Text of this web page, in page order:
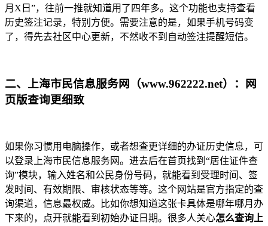
月X日”，往前一推就知道用了四年多。这个功能也支持查看
历史签注记录，特别方便。需要注意的是，如果手机号码变
了，得先去社区中心更新，不然收不到自动签注提醒短信。
二、上海市民信息服务网（www.962222.net）：网
页版查询更细致
如果你习惯用电脑操作，或者想查更详细的办证历史信息，可
以登录上海市民信息服务网。进去后在首页找到“居住证件查
询”模块，输入姓名和公民身份号码，就能看到受理时间、签
发时间、有效期限、审核状态等等。这个网站是官方指定的查
询渠道，信息最权威。比如你想知道这张卡具体是哪年哪月办
下来的，点开就能看到初始办证日期。很多人关心怎么查询上